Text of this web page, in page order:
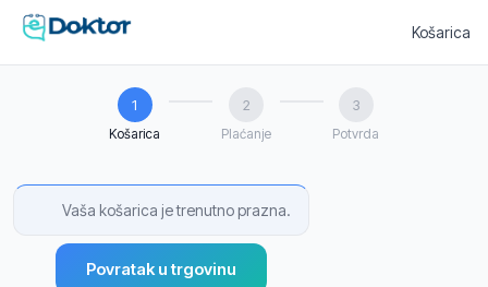
Košarica
1
Košarica
2
Plaćanje
3
Potvrda
Vaša košarica je trenutno prazna.
Povratak u trgovinu